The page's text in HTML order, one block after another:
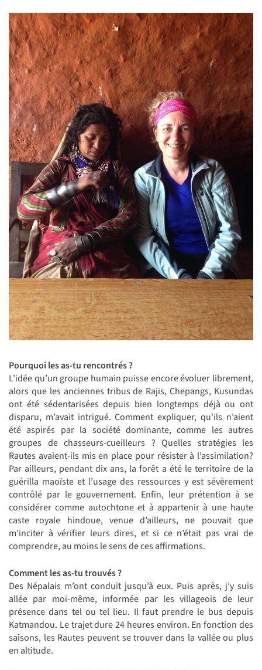
Pourquoi les as-tu rencontrés ?
L’idée qu’un groupe humain puisse encore évoluer librement,
alors que les anciennes tribus de Rajis, Chepangs, Kusundas
ont été sédentarisées depuis bien longtemps déjà ou ont
disparu, m’avait intrigué. Comment expliquer, qu’ils n’aient
été aspirés par la société dominante, comme les autres
groupes de chasseurs-cueilleurs ? Quelles stratégies les
Rautes avaient-ils mis en place pour résister à l’assimilation?
Par ailleurs, pendant dix ans, la forêt a été le territoire de la
guérilla maoïste et l’usage des ressources y est sévèrement
contrôlé par le gouvernement. Enfin, leur prétention à se
considérer comme autochtone et à appartenir à une haute
caste royale hindoue, venue d’ailleurs, ne pouvait que
m’inciter à vérifier leurs dires, et si ce n’était pas vrai de
comprendre, au moins le sens de ces affirmations.
Comment les as-tu trouvés ?
Des Népalais m’ont conduit jusqu’à eux. Puis après, j’y suis
allée par moi-même, informée par les villageois de leur
présence dans tel ou tel lieu. Il faut prendre le bus depuis
Katmandou. Le trajet dure 24 heures environ. En fonction des
saisons, les Rautes peuvent se trouver dans la vallée ou plus
en altitude.